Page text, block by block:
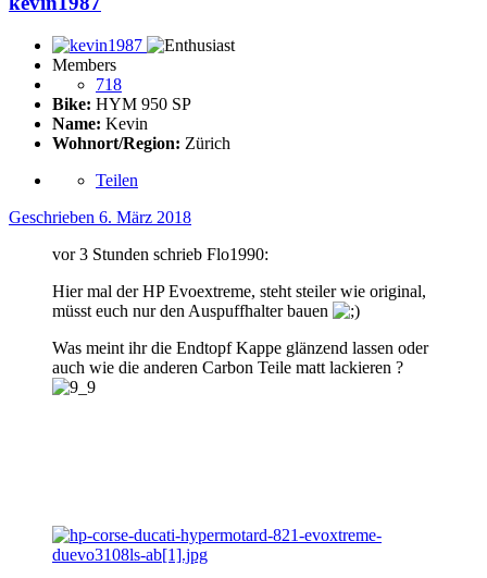
Members
718
Bike: HYM 950 SP
Name: Kevin
Wohnort/Region: Zürich
Teilen
Geschrieben 6. März 2018
vor 3 Stunden schrieb Flo1990:
Hier mal der HP Evoextreme, steht steiler wie original,
müsst euch nur den Auspuffhalter bauen
Was meint ihr die Endtopf Kappe glänzend lassen oder
auch wie die anderen Carbon Teile matt lackieren ?